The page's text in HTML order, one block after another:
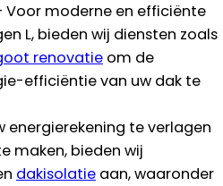
Voor moderne en efficiënte
L, bieden wij diensten zoals
renovatie om de
efficiëntie van uw dak te
energierekening te verlagen
maken, bieden wij
dakisolatie aan, waaronder